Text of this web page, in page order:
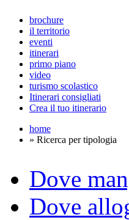
brochure
il territorio
eventi
itinerari
primo piano
video
turismo scolastico
Itinerari consigliati
Crea il tuo itinerario
home
» Ricerca per tipologia
Dove
Dove